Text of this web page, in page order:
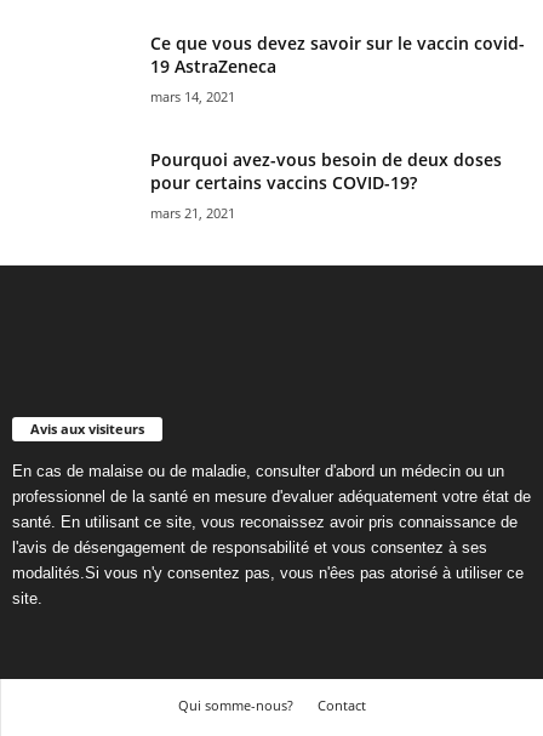
Ce que vous devez savoir sur le vaccin covid-
19 AstraZeneca
mars 14, 2021
Pourquoi avez-vous besoin de deux doses
pour certains vaccins COVID-19?
mars 21, 2021
Avis aux visiteurs
En cas de malaise ou de maladie, consulter d'abord un médecin ou un
professionnel de la santé en mesure d'evaluer adéquatement votre état de
santé. En utilisant ce site, vous reconaissez avoir pris connaissance de
l'avis de désengagement de responsabilité et vous consentez à ses
modalités.Si vous n'y consentez pas, vous n'êes pas atorisé à utiliser ce
site.
Qui somme-nous?
Contact